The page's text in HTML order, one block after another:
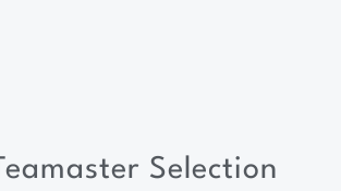
Selection